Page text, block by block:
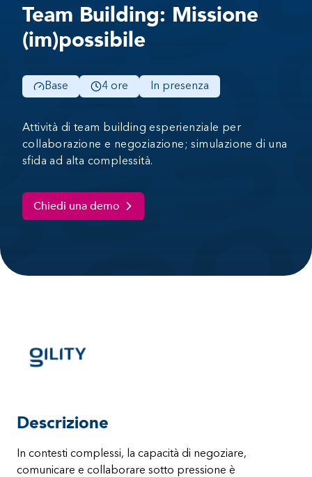
Team Building: Missione
(im)possibile
Base 4 ore In presenza
Attività di team building esperienziale per
collaborazione e negoziazione; simulazione di una
sfida ad alta complessità.
Chiedi una demo
Descrizione
In contesti complessi, la capacità di negoziare,
comunicare e collaborare sotto pressione è